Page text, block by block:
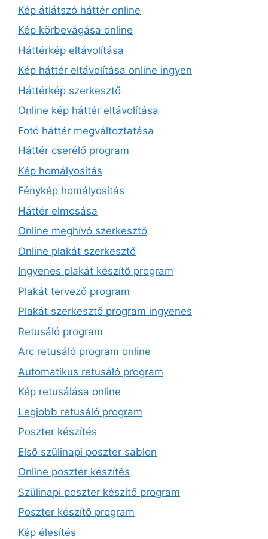
Kép átlátszó háttér online
Kép körbevágása online
Háttérkép eltávolítása
Kép háttér eltávolítása online ingyen
Háttérkép szerkesztő
Online kép háttér eltávolítása
Fotó háttér megváltoztatása
Háttér cserélő program
Kép homályosítás
Fénykép homályosítás
Háttér elmosása
Online meghívó szerkesztő
Online plakát szerkesztő
Ingyenes plakát készítő program
Plakát tervező program
Plakát szerkesztő program ingyenes
Retusáló program
Arc retusáló program online
Automatikus retusáló program
Kép retusálása online
Legjobb retusáló program
Poszter készítés
Első szülinapi poszter sablon
Online poszter készítés
Szülinapi poszter készítő program
Poszter készítő program
Kép élesítés